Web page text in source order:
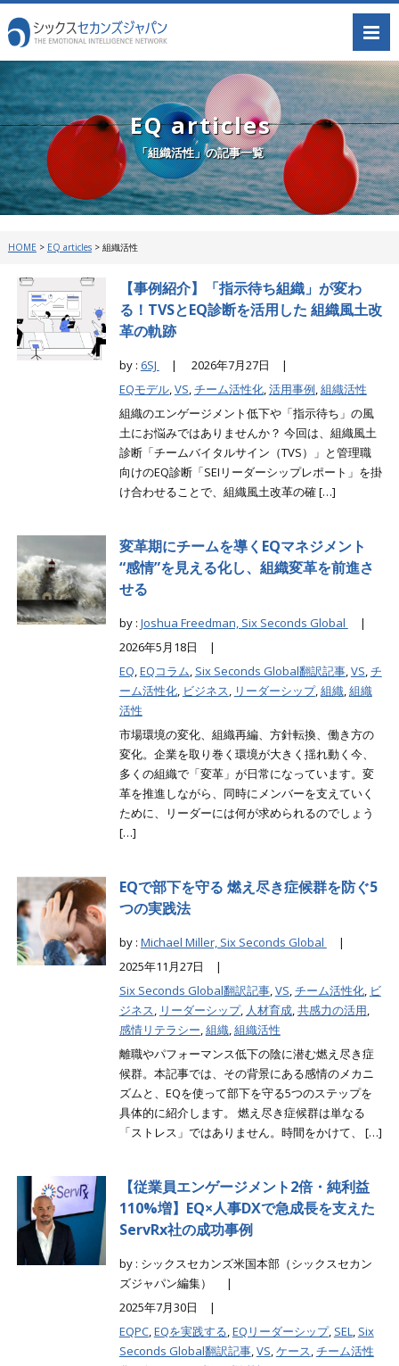
EQ articles
「組織活性」の記事一覧
HOME > EQ articles> 組織活性
【事例紹介】「指示待ち組織」が変わ
る！TVSとEQ診断を活用した 組織風土改
革の軌跡
by : 6SJ |
2026年7月27日 |
EQモデル,VS,チーム活性化,活用事例,組織活性
組織のエンゲージメント低下や「指示待ち」の風
土にお悩みではありませんか？ 今回は、組織風土
診断「チームバイタルサイン（TVS）」と管理職
向けのEQ診断「SEIリーダーシップレポート」を掛
け合わせることで、組織風土改革の確 […]
変革期にチームを導くEQマネジメント
“感情”を見える化し、組織変革を前進さ
せる
by : Joshua Freedman, Six Seconds Global
|
2026年5月18日 |
EQ,EQコラム, Six Seconds Global翻訳記事,VS,チ
ーム活性化, ビジネス, リーダーシップ,組織,組織
活性
市場環境の変化、組織再編、方針転換、働き方の
変化。企業を取り巻く環境が大きく揺れ動く今、
多くの組織で「変革」が日常になっています。変
革を推進しながら、同時にメンバーを支えていく
ために、リーダーには何が求められるのでしょう
[…]
EQで部下を守る 燃え尽き症候群を防ぐ5
つの実践法
by : Michael Miller, Six Seconds Global
|
2025年11月27日 |
Six Seconds Global翻訳記事,VS,チーム活性化, ビ
ジネス, リーダーシップ, 人材育成,共感力の活用,
感情リテラシー,組織,組織活性
離職やパフォーマンス低下の陰に潜む燃え尽き症
候群。本記事では、その背景にある感情のメカニ
ズムと、EQを使って部下を守る5つのステップを
具体的に紹介します。 燃え尽き症候群は単なる
「ストレス」ではありません。時間をかけて、 […]
【従業員エンゲージメント2倍・純利益
110%増】EQ×人事DXで急成長を支えた
ServRx社の成功事例
by : シックスセカンズ米国本部（シックスセカン
ズジャパン編集） |
2025年7月30日 |
EQPC, EQを実践する EQリーダーシップ, SEL
Six
Seconds Global翻訳記事, VS ケース チーム活性